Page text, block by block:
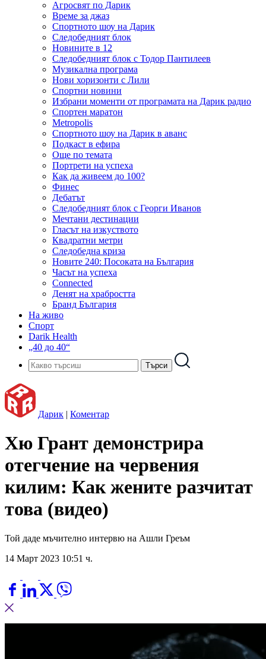
Агросвят по Дарик
Време за джаз
Спортното шоу на Дарик
Следобедният блок
Новините в 12
Следобедният блок с Тодор Пантилеев
Музикална програма
Нови хоризонти с Лили
Спортни новини
Избрани моменти от програмата на Дарик радио
Спортен маратон
Metropolis
Спортното шоу на Дарик в аванс
Подкаст в ефира
Още по темата
Портрети на успеха
Как да живеем до 100?
Финес
Дебатът
Следобедният блок с Георги Иванов
Мечтани дестинации
Гласът на изкуството
Квадратни метри
Следобедна криза
Новите 240: Посоката на България
Часът на успеха
Connected
Денят на храбростта
Бранд България
На живо
Спорт
Darik Health
„40 до 40“
Дарик | Коментар
Хю Грант демонстрира
отегчение на червения
килим: Как жените разчитат
това (видео)
Той даде мъчително интервю на Ашли Греъм
14 Март 2023 10:51 ч.